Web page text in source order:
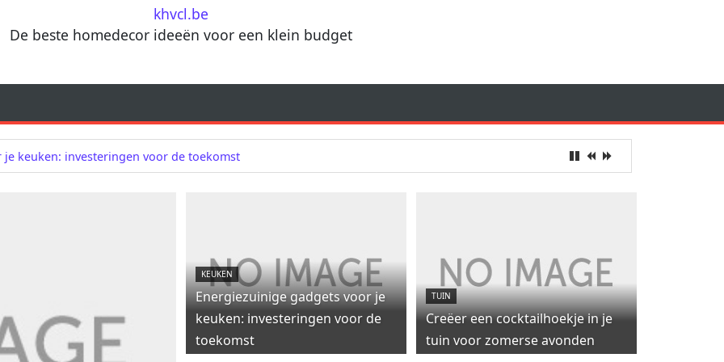
khvcl.be
De beste homedecor ideeën voor een klein budget
keuken: investeringen voor de toekomst
KEUKEN
Energiezuinige gadgets voor je
keuken: investeringen voor de
toekomst
TUIN
Creëer een cocktailhoekje in je
tuin voor zomerse avonden